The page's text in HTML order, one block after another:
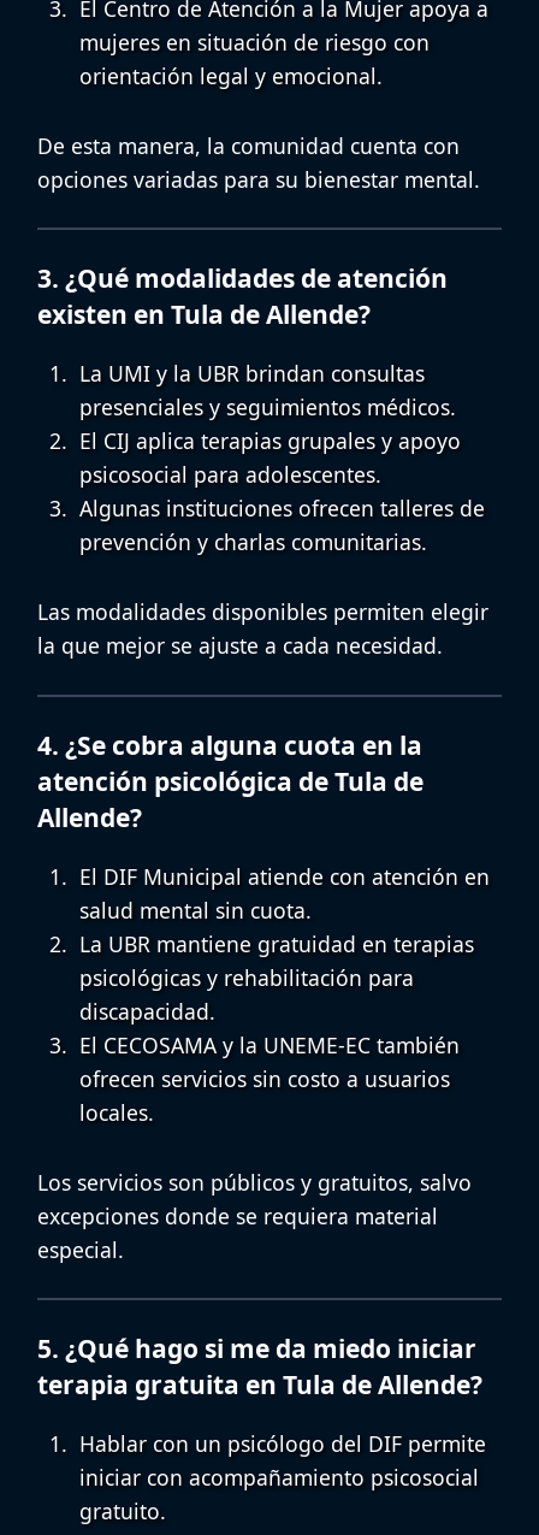
El Centro de Atención a la Mujer apoya a
mujeres en situación de riesgo con
orientación legal y emocional.
De esta manera, la comunidad cuenta con
opciones variadas para su bienestar mental.
3. ¿Qué modalidades de atención
existen en Tula de Allende?
La UMI y la UBR brindan consultas
presenciales y seguimientos médicos.
El CIJ aplica terapias grupales y apoyo
psicosocial para adolescentes.
Algunas instituciones ofrecen talleres de
prevención y charlas comunitarias.
Las modalidades disponibles permiten elegir
la que mejor se ajuste a cada necesidad.
4. ¿Se cobra alguna cuota en la
atención psicológica de Tula de
Allende?
El DIF Municipal atiende con atención en
salud mental sin cuota.
La UBR mantiene gratuidad en terapias
psicológicas y rehabilitación para
discapacidad.
El CECOSAMA y la UNEME-EC también
ofrecen servicios sin costo a usuarios
locales.
Los servicios son públicos y gratuitos, salvo
excepciones donde se requiera material
especial.
5. ¿Qué hago si me da miedo iniciar
terapia gratuita en Tula de Allende?
Hablar con un psicólogo del DIF permite
iniciar con acompañamiento psicosocial
gratuito.